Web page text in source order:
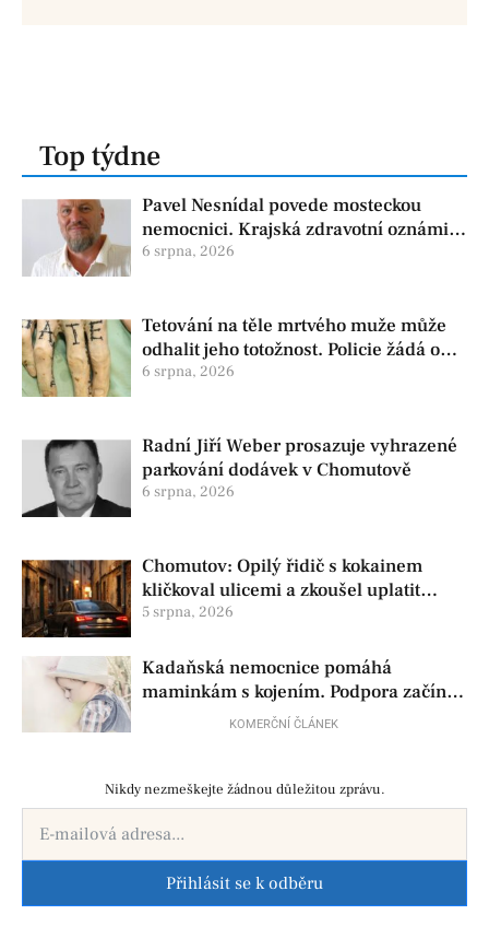
Top týdne
Pavel Nesnídal povede mosteckou
nemocnici. Krajská zdravotní oznámila
změnu ve vedení
6 srpna, 2026
Tetování na těle mrtvého muže může
odhalit jeho totožnost. Policie žádá o
pomoc
6 srpna, 2026
Radní Jiří Weber prosazuje vyhrazené
parkování dodávek v Chomutově
6 srpna, 2026
Chomutov: Opilý řidič s kokainem
kličkoval ulicemi a zkoušel uplatit
policisty
5 srpna, 2026
Kadaňská nemocnice pomáhá
maminkám s kojením. Podpora začíná
už před porodemKOMERČNÍ ČLÁNEK
Nikdy nezmeškejte žádnou důležitou zprávu.
Přihlásit se k odběru